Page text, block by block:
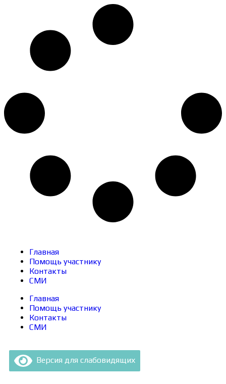
Главная
Помощь участнику
Контакты
СМИ
Главная
Помощь участнику
Контакты
СМИ
Версия для слабовидящих